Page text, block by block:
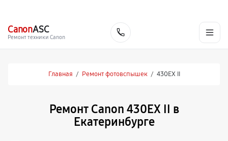
CanonASC
Ремонт техники Canon
Главная / Ремонт фотовспышек / 430EX II
Ремонт Canon 430EX II в
Екатеринбурге